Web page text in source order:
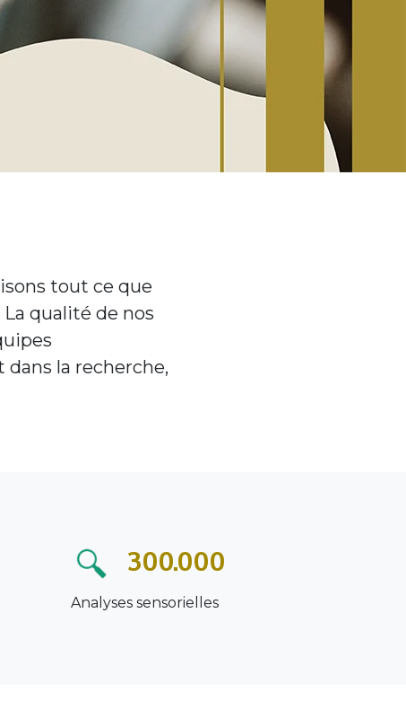
tout ce que
qualité de nos
la recherche,
300.000
Analyses sensorielles